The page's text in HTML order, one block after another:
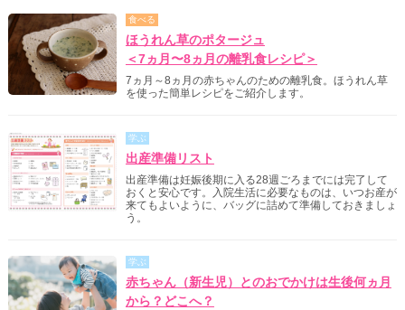
食べる
ほうれん草のポタージュ
＜7ヵ月〜8ヵ月の離乳食レシピ＞
7ヵ月～8ヵ月の赤ちゃんのための離乳食。ほうれん草
を使った簡単レシピをご紹介します。
学ぶ
出産準備リスト
出産準備は妊娠後期に入る28週ごろまでには完了して
おくと安心です。入院生活に必要なものは、いつお産が
来てもよいように、バッグに詰めて準備しておきましょ
う。
学ぶ
赤ちゃん（新生児）とのおでかけは生後何ヵ月
から？どこへ？